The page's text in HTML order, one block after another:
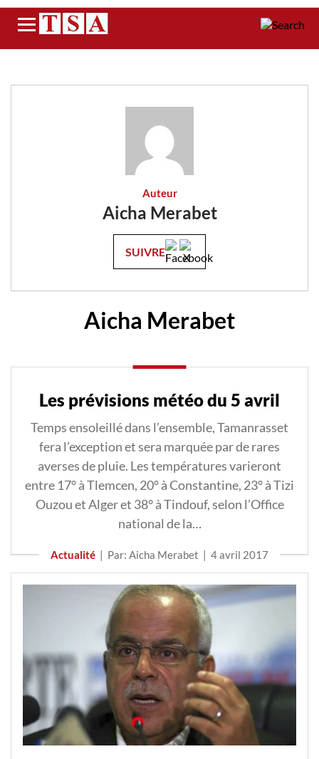
Menu
Auteur
Aicha Merabet
SUIVRE
Aicha Merabet
Les prévisions météo du 5 avril
Temps ensoleillé dans l’ensemble, Tamanrasset
fera l’exception et sera marquée par de rares
averses de pluie. Les températures varieront
entre 17° à Tlemcen, 20° à Constantine, 23° à Tizi
Ouzou et Alger et 38° à Tindouf, selon l’Office
national de la…
Actualité | Par: Aicha Merabet | 4 avril 2017